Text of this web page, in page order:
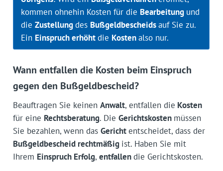
kommen ohnehin Kosten für die Bearbeitung und
die Zustellungdes Bußgeldbescheidsauf Sie zu.
Ein Einspruch erhöhtdie Kostenalso nur.
Wann entfallen die Kosten beim Einspruch
gegen den Bußgeldbescheid?
Beauftragen Sie keinen Anwalt, entfallen die Kosten
für eine Rechtsberatung. Die Gerichtskosten müssen
Sie bezahlen, wenn das Gerichtentscheidet, dass der
Bußgeldbescheid rechtmäßig ist. Haben Sie mit
Ihrem Einspruch Erfolg, entfallendie Gerichtskosten.